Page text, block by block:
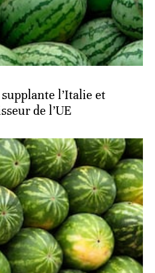
l’Italie et
de l’UE